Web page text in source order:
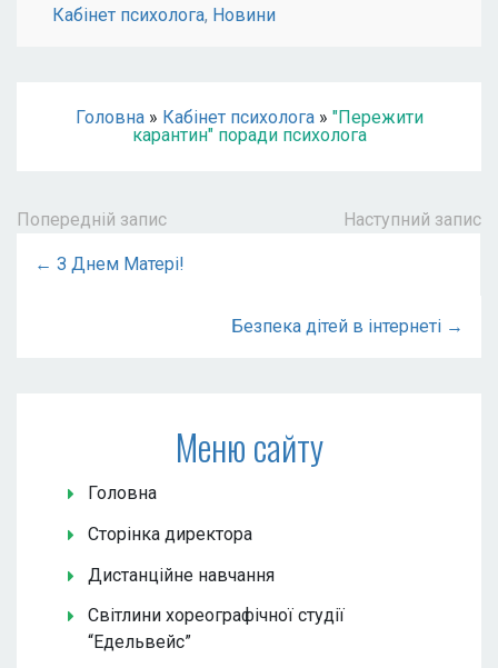
Кабінет психолога, Новини
Головна» Кабінет психолога» "Пережити
карантин" поради психолога
Попередній запис Наступний запис
← З Днем Матері!
Безпека дітей в інтернеті →
Меню сайту
Головна
Сторінка директора
Дистанційне навчання
Світлини хореографічної студії
“Едельвейс”